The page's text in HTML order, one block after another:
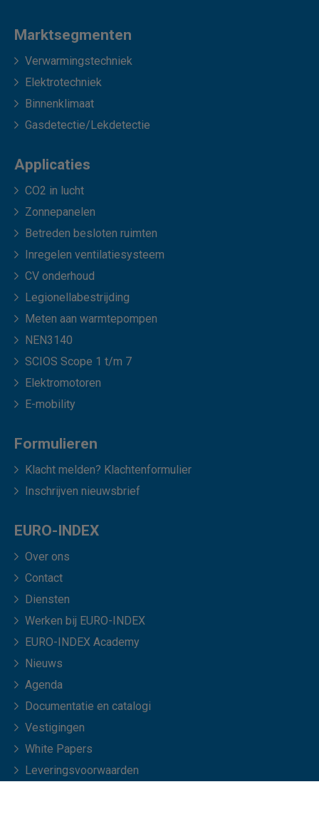
Marktsegmenten
Verwarmingstechniek
Elektrotechniek
Binnenklimaat
Gasdetectie/Lekdetectie
Applicaties
CO2 in lucht
Zonnepanelen
Betreden besloten ruimten
Inregelen ventilatiesysteem
CV onderhoud
Legionellabestrijding
Meten aan warmtepompen
NEN3140
SCIOS Scope 1 t/m 7
Elektromotoren
E-mobility
Formulieren
Klacht melden? Klachtenformulier
Inschrijven nieuwsbrief
EURO-INDEX
Over ons
Contact
Diensten
Werken bij EURO-INDEX
EURO-INDEX Academy
Nieuws
Agenda
Documentatie en catalogi
Vestigingen
White Papers
Leveringsvoorwaarden